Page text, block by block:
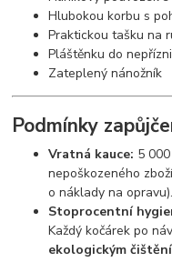
Hlubokou korbu s
Praktickou tašku na
Pláštěnku do
Zateplený nánožník
Podmínky
Vratná kauce: 5
nepoškozeného
o náklady na opravu).
Stoprocentní
Každý kočárek po
ekologickým